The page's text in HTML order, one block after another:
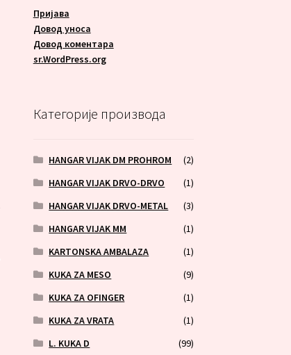
Пријава
Довод уноса
Довод коментара
sr.WordPress.org
Категорије производа
HANGAR VIJAK DM PROHROM
(2)
HANGAR VIJAK DRVO-DRVO
(1)
HANGAR VIJAK DRVO-METAL
(3)
HANGAR VIJAK MM
(1)
KARTONSKA AMBALAZA
(1)
KUKA ZA MESO
(9)
KUKA ZA OFINGER
(1)
KUKA ZA VRATA
(1)
L. KUKA D
(99)